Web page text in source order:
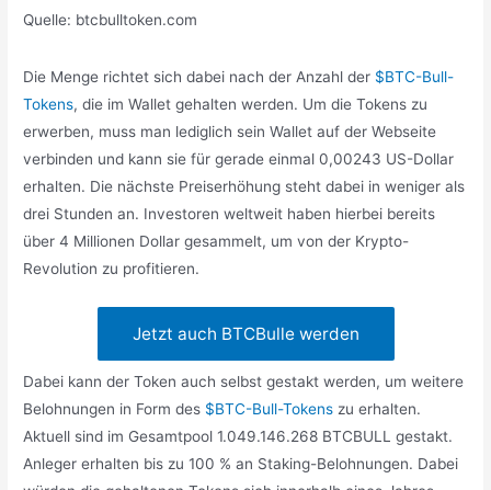
Quelle: btcbulltoken.com
Die Menge richtet sich dabei nach der Anzahl der $BTC-Bull-
Tokens, die im Wallet gehalten werden. Um die Tokens zu
erwerben, muss man lediglich sein Wallet auf der Webseite
verbinden und kann sie für gerade einmal 0,00243 US-Dollar
erhalten. Die nächste Preiserhöhung steht dabei in weniger als
drei Stunden an. Investoren weltweit haben hierbei bereits
über 4 Millionen Dollar gesammelt, um von der Krypto-
Revolution zu profitieren.
Jetzt auch BTCBulle werden
Dabei kann der Token auch selbst gestakt werden, um weitere
Belohnungen in Form des $BTC-Bull-Tokens zu erhalten.
Aktuell sind im Gesamtpool 1.049.146.268 BTCBULL gestakt.
Anleger erhalten bis zu 100 % an Staking-Belohnungen. Dabei